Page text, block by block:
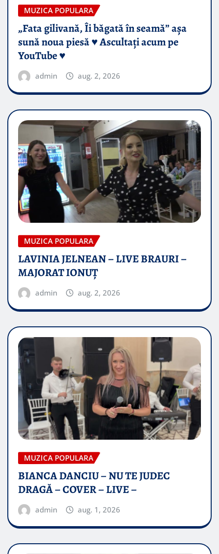
MUZICA POPULARA
„Fata gilivană, Îi băgată în seamă” așa
sună noua piesă ♥️ Ascultați acum pe
YouTube ♥️
admin aug. 2, 2026
MUZICA POPULARA
LAVINIA JELNEAN – LIVE BRAURI –
MAJORAT IONUŢ
admin aug. 2, 2026
MUZICA POPULARA
BIANCA DANCIU – NU TE JUDEC
DRAGĂ – COVER – LIVE –
admin aug. 1, 2026